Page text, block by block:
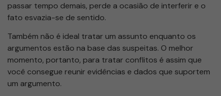
passar tempo demais, perde a ocasião de interferir e o
fato esvazia-se de sentido.
Também não é ideal tratar um assunto enquanto os
argumentos estão na base das suspeitas. O melhor
momento, portanto, para tratar conflitos é assim que
você consegue reunir evidências e dados que suportem
um argumento.